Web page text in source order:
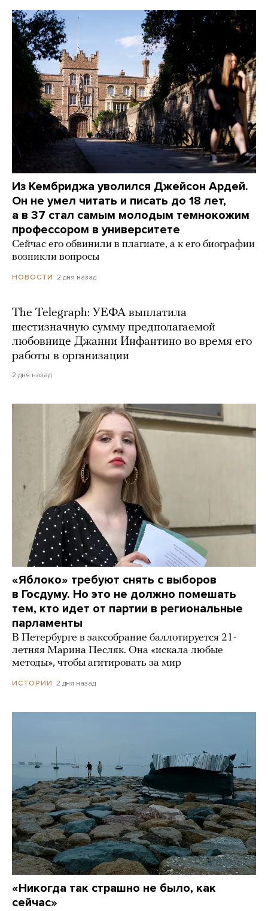
Из Кембриджа уволился Джейсон Ардей.
Он не умел читать и писать до 18 лет,
а в 37 стал самым молодым темнокожим
профессором в университете
Сейчас его обвинили в плагиате, а к его биографии
возникли вопросы
НОВОСТИ 2 дня назад
The Telegraph: УЕФА выплатила
шестизначную сумму предполагаемой
любовнице Джанни Инфантино во время его
работы в организации
2 дня назад
«Яблоко» требуют снять с выборов
в Госдуму. Но это не должно помешать
тем, кто идет от партии в региональные
парламенты
В Петербурге в заксобрание баллотируется 21-
летняя Марина Песляк. Она «искала любые
методы», чтобы агитировать за мир
ИСТОРИИ 2 дня назад
«Никогда так страшно не было, как
сейчас»